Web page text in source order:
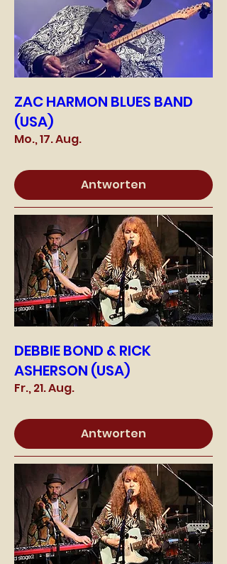
ZAC HARMON BLUES BAND
(USA)
Mo., 17. Aug.
Antworten
DEBBIE BOND & RICK
ASHERSON (USA)
Fr., 21. Aug.
Antworten